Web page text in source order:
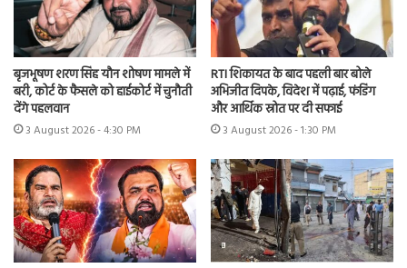
बृजभूषण शरण सिंह यौन शोषण मामले में
बरी, कोर्ट के फैसले को हाईकोर्ट में चुनौती
देंगे पहलवान
3 August 2026 - 4:30 PM
RTI शिकायत के बाद पहली बार बोले
अभिजीत दिपके, विदेश में पढ़ाई, फंडिंग
और आर्थिक स्रोत पर दी सफाई
3 August 2026 - 1:30 PM